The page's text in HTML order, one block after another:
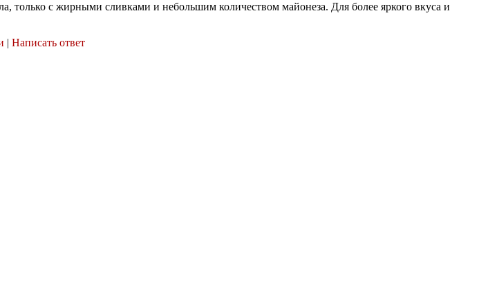
только с жирными сливками и небольшим количеством майонеза. Для более яркого вкуса и
| Написать ответ